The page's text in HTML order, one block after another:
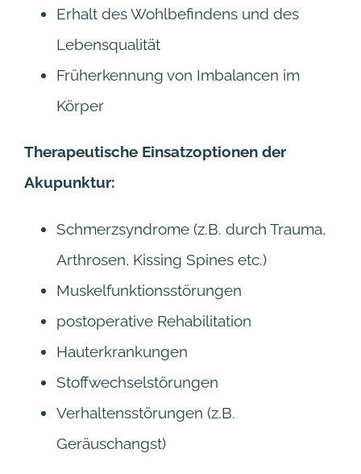
Erhalt des Wohlbefindens und des
Lebensqualität
Früherkennung von Imbalancen im
Körper
Therapeutische Einsatzoptionen der
Akupunktur:
Schmerzsyndrome (z.B. durch Trauma,
Arthrosen, Kissing Spines etc.)
Muskelfunktionsstörungen
postoperative Rehabilitation
Hauterkrankungen
Stoffwechselstörungen
Verhaltensstörungen (z.B.
Geräuschangst)